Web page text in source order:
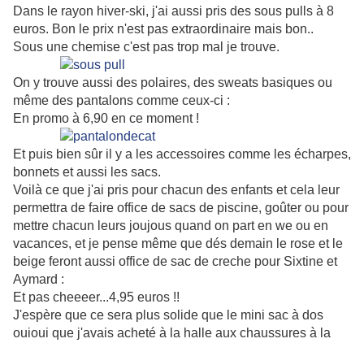
Dans le rayon hiver-ski, j'ai aussi pris des sous pulls à 8
euros. Bon le prix n'est pas extraordinaire mais bon..
Sous une chemise c'est pas trop mal je trouve.
On y trouve aussi des polaires, des sweats basiques ou
même des pantalons comme ceux-ci :
En promo à 6,90 en ce moment !
Et puis bien sûr il y a les accessoires comme les écharpes,
bonnets et aussi les sacs.
Voilà ce que j'ai pris pour chacun des enfants et cela leur
permettra de faire office de sacs de piscine, goûter ou pour
mettre chacun leurs joujous quand on part en we ou en
vacances, et je pense même que dés demain le rose et le
beige feront aussi office de sac de creche pour Sixtine et
Aymard :
Et pas cheeeer...4,95 euros !!
J'espère que ce sera plus solide que le mini sac à dos
ouioui que j'avais acheté à la halle aux chaussures à la